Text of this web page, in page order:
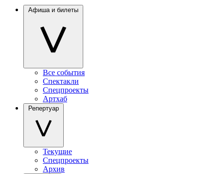
Афиша и билеты
Все события
Спектакли
Спецпроекты
Артхаб
Репертуар
Текущие
Спецпроекты
Архив